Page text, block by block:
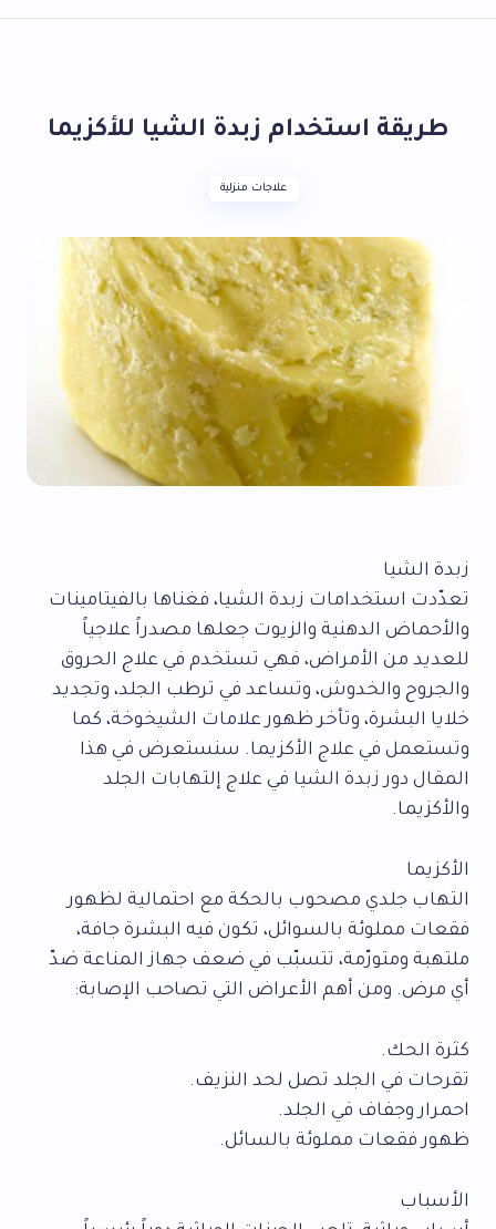
طريقة استخدام زبدة الشيا للأكزيما
علاجات منزلية
زبدة الشيا
تعدّدت استخدامات زبدة الشيا، فغناها بالفيتامينات
والأحماض الدهنية والزيوت جعلها مصدراً علاجياً
للعديد من الأمراض، فهي تستخدم في علاج الحروق
والجروح والخدوش، وتساعد في ترطب الجلد، وتجديد
خلايا البشرة، وتأخر ظهور علامات الشيخوخة، كما
وتستعمل في علاج الأكزيما. سنستعرض في هذا
المقال دور زبدة الشيا في علاج إلتهابات الجلد
والأكزيما.
الأكزيما
التهاب جلدي مصحوب بالحكة مع احتمالية لظهور
فقعات مملوئة بالسوائل، تكون فيه البشرة جافة،
ملتهبة ومتورّمة، تتسبّب في ضعف جهاز المناعة ضدّ
أي مرض. ومن أهم الأعراض التي تصاحب الإصابة:
كثرة الحك.
تقرحات في الجلد تصل لحد النزيف.
احمرار وجفاف في الجلد.
ظهور فقعات مملوئة بالسائل.
الأسباب